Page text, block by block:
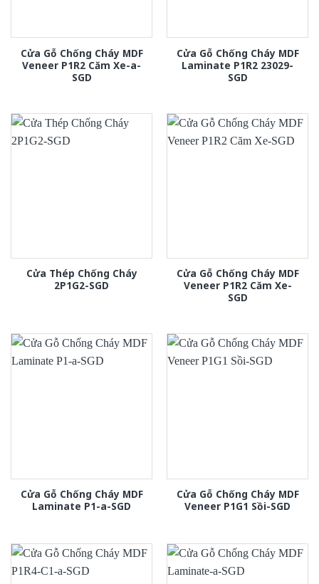
Cửa Gỗ Chống Cháy MDF
Veneer P1R2 Căm Xe-a-
SGD
Cửa Gỗ Chống Cháy MDF
Laminate P1R2 23029-
SGD
Cửa Thép Chống Cháy
2P1G2-SGD
Cửa Gỗ Chống Cháy MDF
Veneer P1R2 Căm Xe-
SGD
Cửa Gỗ Chống Cháy MDF
Laminate P1-a-SGD
Cửa Gỗ Chống Cháy MDF
Veneer P1G1 Sồi-SGD